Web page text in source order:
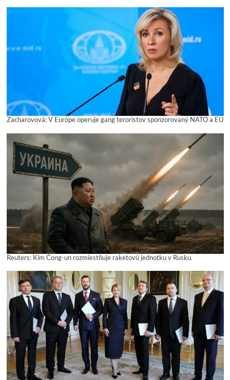
Zacharovová: V Európe operuje gang teroristov sponzorovaný NATO a EÚ
Reuters: Kim Čong-un rozmiestňuje raketovú jednotku v Rusku.